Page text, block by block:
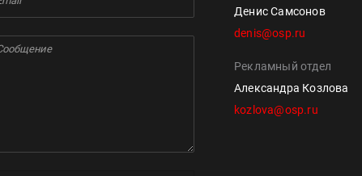
Денис Самсонов
denis@osp.ru
Рекламный отдел
Александра Козлова
kozlova@osp.ru